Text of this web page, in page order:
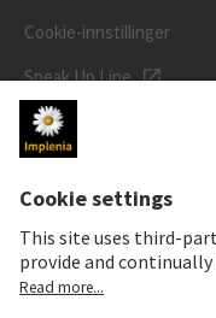
Cookie-innstillinger
Speak Up Line
AKSJEKURSEN
ISIN: CH0023868554
62,30 CHF
0,00 CHF (0,00%)